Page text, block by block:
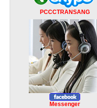
PCCCTRANSANG
Messenger